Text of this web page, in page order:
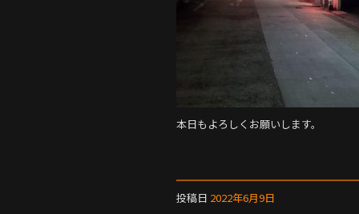
本日もよろしくお願いします。
投稿日 2022年6月9日